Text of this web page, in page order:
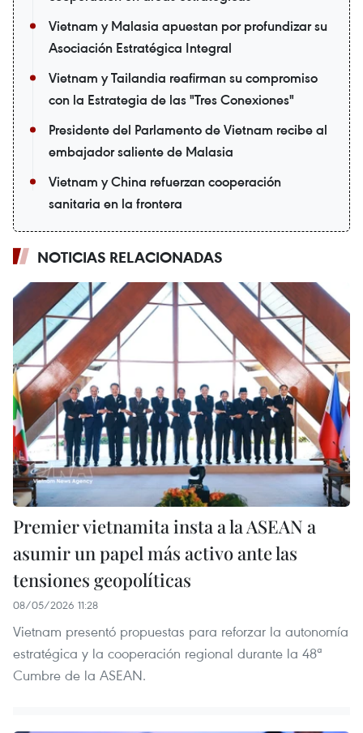
Vietnam y Malasia apuestan por profundizar su
Asociación Estratégica Integral
Vietnam y Tailandia reafirman su compromiso
con la Estrategia de las "Tres Conexiones"
Presidente del Parlamento de Vietnam recibe al
embajador saliente de Malasia
Vietnam y China refuerzan cooperación
sanitaria en la frontera
NOTICIAS RELACIONADAS
Premier vietnamita insta a la ASEAN a
asumir un papel más activo ante las
tensiones geopolíticas
08/05/2026 11:28
Vietnam presentó propuestas para reforzar la autonomía
estratégica y la cooperación regional durante la 48ª
Cumbre de la ASEAN.